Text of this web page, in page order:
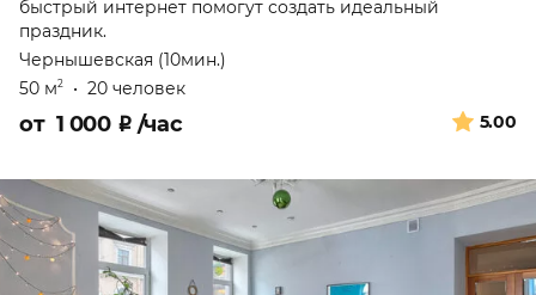
быстрый интернет помогут создать идеальный
праздник.
Чернышевская (10мин.)
50 м2 • 20 человек
5.00
от 1 000 ₽ /час